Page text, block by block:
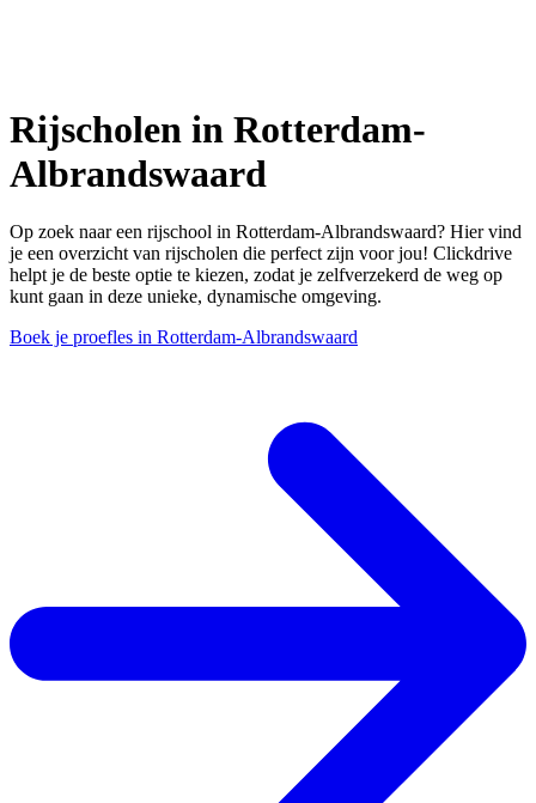
Rijscholen in Rotterdam-
Albrandswaard
Op zoek naar een rijschool in Rotterdam-Albrandswaard? Hier vind
je een overzicht van rijscholen die perfect zijn voor jou! Clickdrive
helpt je de beste optie te kiezen, zodat je zelfverzekerd de weg op
kunt gaan in deze unieke, dynamische omgeving.
Boek je proefles in Rotterdam-Albrandswaard